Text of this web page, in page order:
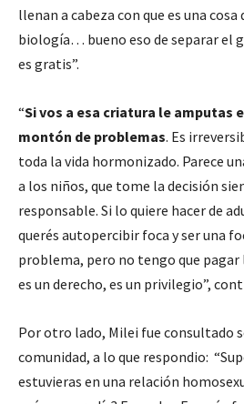
llenan a cabeza con que es una
biología… bueno eso de separar el
es gratis”.
“Si vos a esa criatura le amputas
montón de problemas. Es
toda la vida hormonizado. Parece
a los niños, que tome la decisión
responsable. Si lo quiere hacer de
querés autopercibir foca y ser una
problema, pero no tengo que pagar
es un derecho, es un privilegio”,
Por otro lado, Milei fue consultado
comunidad, a lo que respondio:
estuvieras en una relación